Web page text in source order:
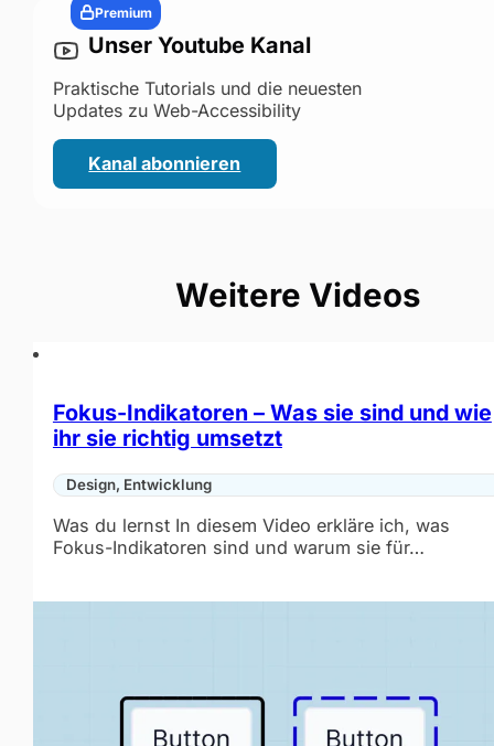
Premium
Unser Youtube Kanal
Praktische Tutorials und die neuesten
Updates zu Web-Accessibility
Kanal abonnieren
(öffnet im neuen Fenster)
Weitere Videos
Fokus-Indikatoren – Was sie sind und wie
ihr sie richtig umsetzt
Design, Entwicklung
Was du lernst In diesem Video erkläre ich, was
Fokus-Indikatoren sind und warum sie für…